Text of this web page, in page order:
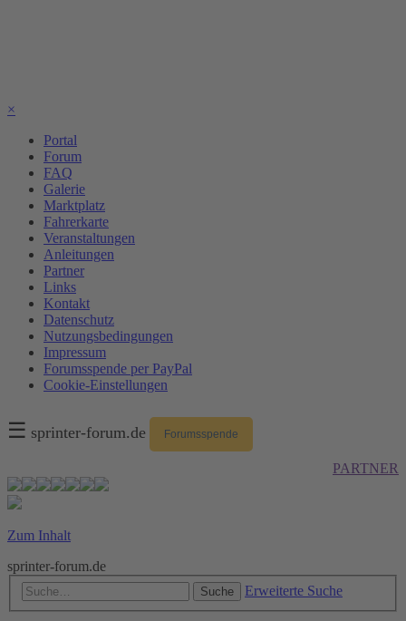
×
Portal
Forum
FAQ
Galerie
Marktplatz
Fahrerkarte
Veranstaltungen
Anleitungen
Partner
Links
Kontakt
Datenschutz
Nutzungsbedingungen
Impressum
Forumsspende per PayPal
Cookie-Einstellungen
☰ sprinter-forum.de Forumsspende
PARTNER
Zum Inhalt
sprinter-forum.de
Suche Erweiterte Suche